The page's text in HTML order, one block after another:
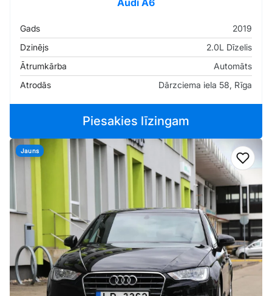
Gads
2019
Dzinējs
2.0L Dīzelis
Ātrumkārba
Automāts
Atrodās
Dārzciema iela 58, Rīga
Piesakies līzingam
Jauns